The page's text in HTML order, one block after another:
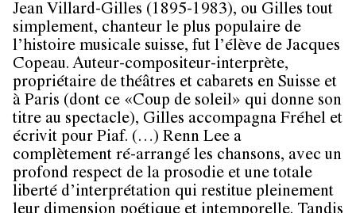
Jean Villard-Gilles (1895-1983), ou Gilles tout
simplement, chanteur le plus populaire de
l’histoire musicale suisse, fut l’élève de Jacques
Copeau. Auteur-compositeur-interprète,
propriétaire de théâtres et cabarets en Suisse et
à Paris (dont ce «Coup de soleil» qui donne son
titre au spectacle), Gilles accompagna Fréhel et
écrivit pour Piaf. (…) Renn Lee a
complètement ré-arrangé les chansons, avec un
profond respect de la prosodie et une totale
liberté d’interprétation qui restitue pleinement